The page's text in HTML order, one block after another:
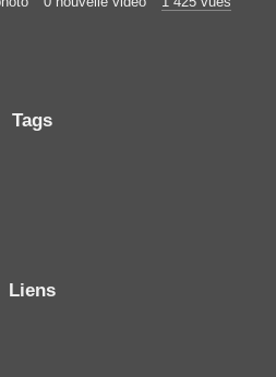
Tags
Liens